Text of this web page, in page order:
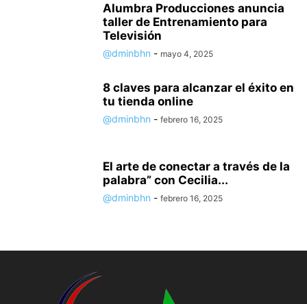
Alumbra Producciones anuncia
taller de Entrenamiento para
Televisión
@dminbhn - mayo 4, 2025
8 claves para alcanzar el éxito en
tu tienda online
@dminbhn - febrero 16, 2025
El arte de conectar a través de la
palabra” con Cecilia...
@dminbhn - febrero 16, 2025